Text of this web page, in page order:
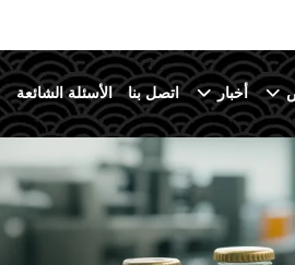
أخبار اتصل بنا الأسئلة الشائعة